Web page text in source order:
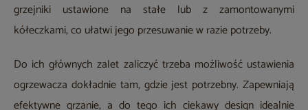
grzejniki ustawione na stałe lub z zamontowanymi
kółeczkami, co ułatwi jego przesuwanie w razie potrzeby.
Do ich głównych zalet zaliczyć trzeba możliwość ustawienia
ogrzewacza dokładnie tam, gdzie jest potrzebny. Zapewniają
efektywne grzanie, a do tego ich ciekawy design idealnie